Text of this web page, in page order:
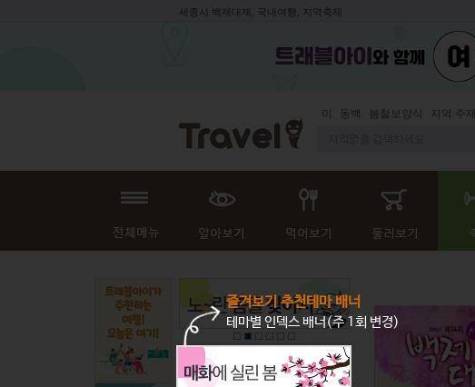
세종시 백제대제, 국내여행, 지역축제
동백 봄철보양식 지역 주재기자
전체
즐겨보기 추천테마 배너
테마별 인덱스 배너(주 1회 변경)